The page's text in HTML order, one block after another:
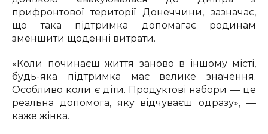
прифронтової території Донеччини, зазначає,
що така підтримка допомагає родинам
зменшити щоденні витрати.
«Коли починаєш життя заново в іншому місті,
будь-яка підтримка має велике значення.
Особливо коли є діти. Продуктові набори — це
реальна допомога, яку відчуваєш одразу», —
каже жінка.